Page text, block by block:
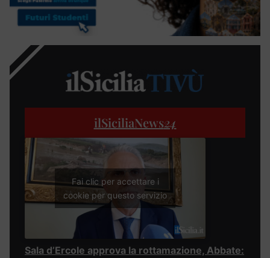
ilSiciliaNews24
Fai clic per accettare i
cookie per questo servizio
Sala d’Ercole approva la rottamazione, Abbate: